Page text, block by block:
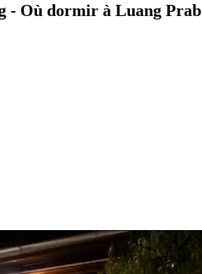
- Où dormir à Luang